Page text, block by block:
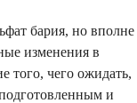
бария, но вполне
изменения в
того, чего ожидать,
и